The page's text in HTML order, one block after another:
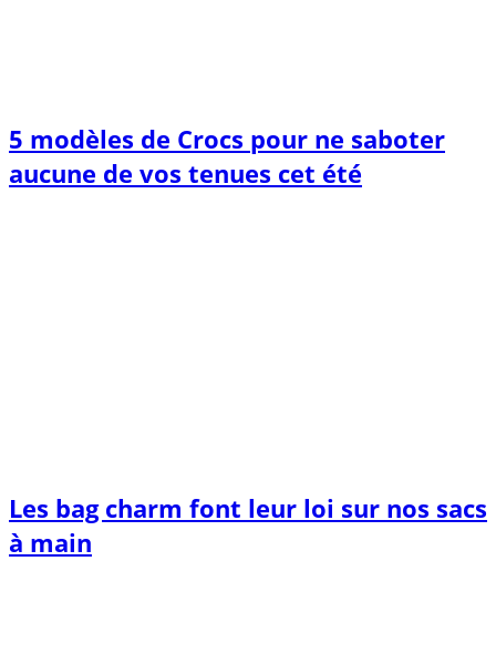
5 modèles de Crocs pour ne saboter
aucune de vos tenues cet été
Les bag charm font leur loi sur nos sacs
à main